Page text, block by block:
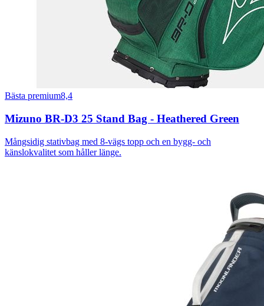
Bästa premium8,4
Mizuno BR-D3 25 Stand Bag - Heathered Green
Mångsidig stativbag med 8-vägs topp och en bygg- och
känslokvalitet som håller länge.